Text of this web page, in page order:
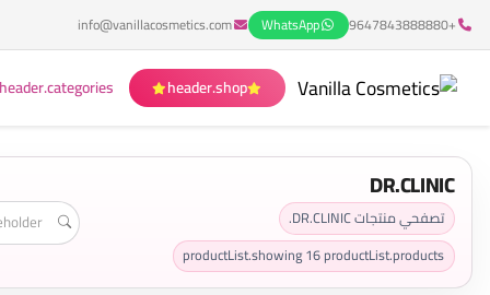
+9647843888880
WhatsApp
info@vanillacosmetics.com
header.shop
header.categories
DR.CLINIC
تصفحي منتجات DR.CLINIC.
productList.showing16productList.products